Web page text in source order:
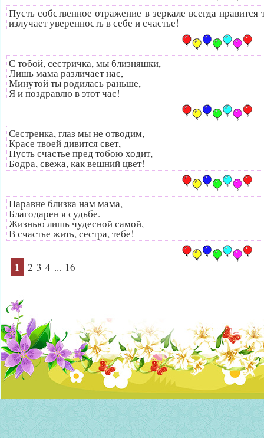
Пусть собственное отражение в зеркале всегда
излучает уверенность в себе и счастье!
С тобой, сестричка, мы близняшки,
Лишь мама различает нас,
Минутой ты родилась раньше,
Я и поздравлю в этот час!
Сестренка, глаз мы не отводим,
Красе твоей дивится свет,
Пусть счастье пред тобою ходит,
Бодра, свежа, как вешний цвет!
Наравне близка нам мама,
Благодарен я судьбе.
Жизнью лишь чудесной самой,
В счастье жить, сестра, тебе!
1 2 3 4 ... 16